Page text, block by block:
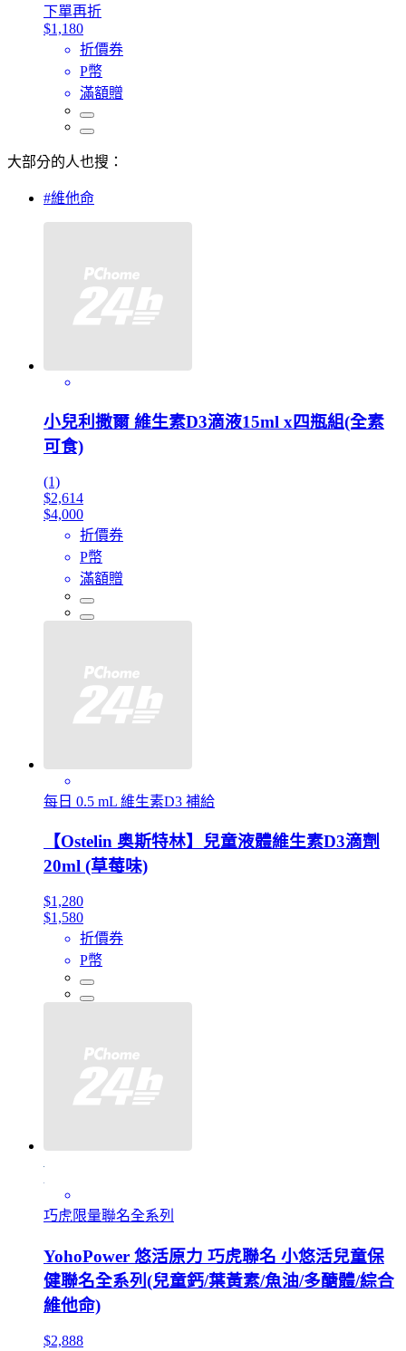
下單再折
$1,180
折價券
P幣
滿額贈
大部分的人也搜：
#維他命
小兒利撒爾 維生素D3滴液15ml x四瓶組(全素
可食)
(1)
$2,614
$4,000
折價券
P幣
滿額贈
每日 0.5 mL 維生素D3 補給
【Ostelin 奥斯特林】兒童液體維生素D3滴劑
20ml (草莓味)
$1,280
$1,580
折價券
P幣
巧虎限量聯名全系列
YohoPower 悠活原力 巧虎聯名 小悠活兒童保
健聯名全系列(兒童鈣/葉黃素/魚油/多醣體/綜合
維他命)
$2,888